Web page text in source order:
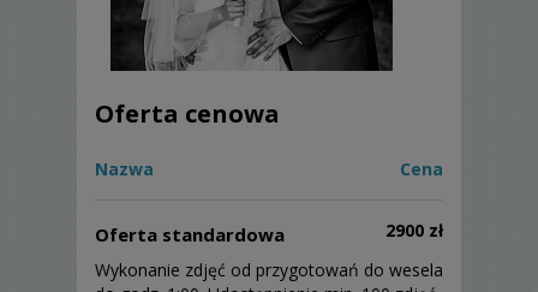
Oferta cenowa
Nazwa Cena
Oferta standardowa
2900 zł
Wykonanie zdjęć od przygotowań do wesela